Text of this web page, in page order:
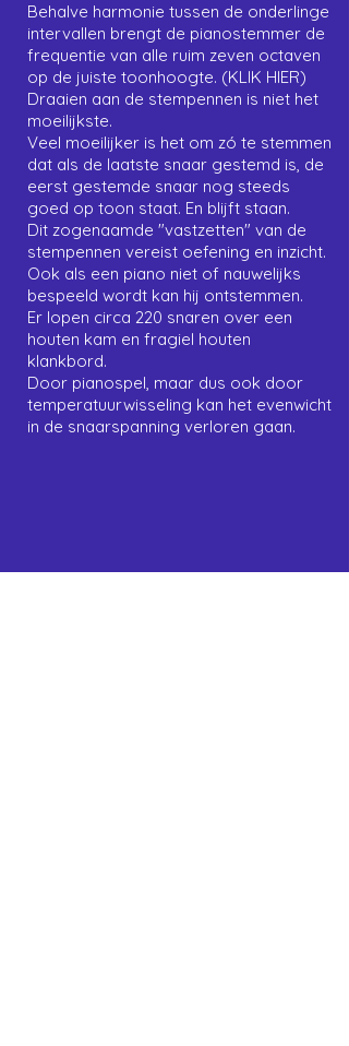
Behalve harmonie tussen de onderlinge
intervallen brengt de pianostemmer de
frequentie van alle ruim zeven octaven
op de juiste toonhoogte. (KLIK HIER)
Draaien aan de stempennen is niet het
moeilijkste.
Veel moeilijker is het om zó te stemmen
dat als de laatste snaar gestemd is, de
eerst gestemde snaar nog steeds
goed op toon staat. En blijft staan.
Dit zogenaamde "vastzetten" van de
stempennen vereist oefening en inzicht.
Ook als een piano niet of nauwelijks
bespeeld wordt kan hij ontstemmen.
Er lopen circa 220 snaren over een
houten kam en fragiel houten
klankbord.
Door pianospel, maar dus ook door
temperatuurwisseling kan het evenwicht
in de snaarspanning verloren gaan.